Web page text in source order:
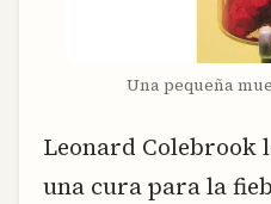
Una pequeña
Leonard Colebrook
una cura para la